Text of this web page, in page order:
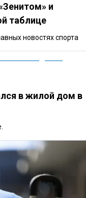
и
таблице
новостях спорта
в жилой дом в